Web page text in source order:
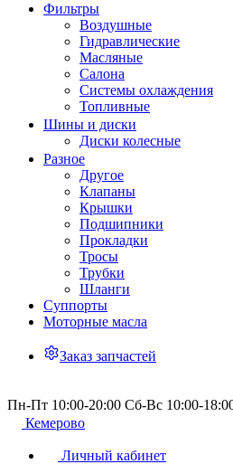
Фильтры
Воздушные
Гидравлические
Масляные
Салона
Системы охлаждения
Топливные
Шины и диски
Диски колесные
Разное
Другое
Клапаны
Крышки
Подшипники
Прокладки
Тросы
Трубки
Шланги
Суппорты
Моторные масла
Заказ запчастей
Пн-Пт 10:00-20:00 Сб-Вс 10:00-
Кемерово
Личный кабинет